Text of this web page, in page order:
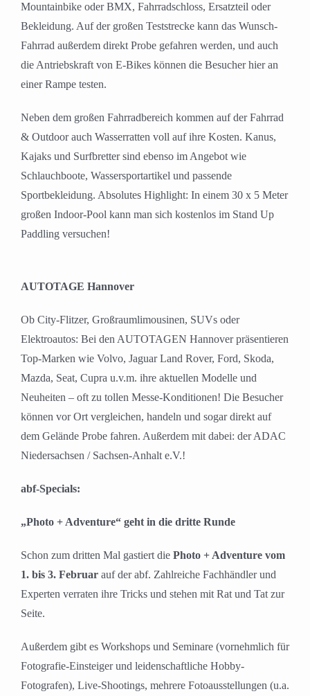
Mountainbike oder BMX, Fahrradschloss, Ersatzteil oder
Bekleidung. Auf der großen Teststrecke kann das Wunsch-
Fahrrad außerdem direkt Probe gefahren werden, und auch
die Antriebskraft von E-Bikes können die Besucher hier an
einer Rampe testen.
Neben dem großen Fahrradbereich kommen auf der Fahrrad
& Outdoor auch Wasserratten voll auf ihre Kosten. Kanus,
Kajaks und Surfbretter sind ebenso im Angebot wie
Schlauchboote, Wassersportartikel und passende
Sportbekleidung. Absolutes Highlight: In einem 30 x 5 Meter
großen Indoor-Pool kann man sich kostenlos im Stand Up
Paddling versuchen!
AUTOTAGE Hannover
Ob City-Flitzer, Großraumlimousinen, SUVs oder
Elektroautos: Bei den AUTOTAGEN Hannover präsentieren
Top-Marken wie Volvo, Jaguar Land Rover, Ford, Skoda,
Mazda, Seat, Cupra u.v.m. ihre aktuellen Modelle und
Neuheiten – oft zu tollen Messe-Konditionen! Die Besucher
können vor Ort vergleichen, handeln und sogar direkt auf
dem Gelände Probe fahren. Außerdem mit dabei: der ADAC
Niedersachsen / Sachsen-Anhalt e.V.!
abf-Specials:
„Photo + Adventure“ geht in die dritte Runde
Schon zum dritten Mal gastiert die Photo + Adventure vom
1. bis 3. Februar auf der abf. Zahlreiche Fachhändler und
Experten verraten ihre Tricks und stehen mit Rat und Tat zur
Seite.
Außerdem gibt es Workshops und Seminare (vornehmlich für
Fotografie-Einsteiger und leidenschaftliche Hobby-
Fotografen), Live-Shootings, mehrere Fotoausstellungen (u.a.